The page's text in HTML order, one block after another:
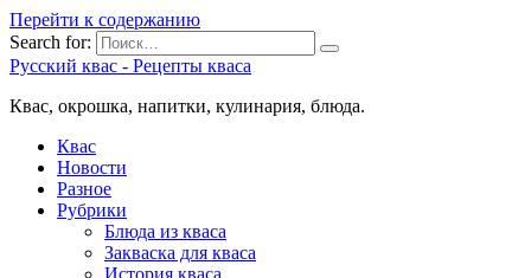
Перейти к содержанию
Search for:
Русский квас - Рецепты кваса
Квас, окрошка, напитки, кулинария, блюда.
Квас
Новости
Разное
Рубрики
Блюда из кваса
Закваска для кваса
История кваса